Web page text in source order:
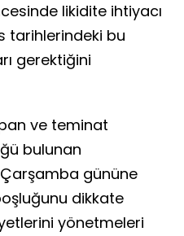
likidite ihtiyacı
tarihlerindeki bu
gerektiğini
ve teminat
bulunan
Çarşamba gününe
dikkate
yönetmeleri